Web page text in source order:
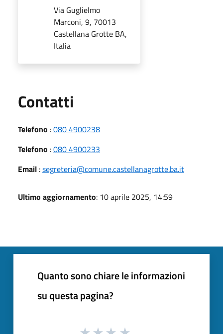
Via Guglielmo
Marconi, 9, 70013
Castellana Grotte BA,
Italia
Contatti
Telefono :080 4900238
Telefono :080 4900233
Email :segreteria@comune.castellanagrotte.ba.it
Ultimo aggiornamento: 10 aprile 2025, 14:59
Quanto sono chiare le informazioni
su questa pagina?